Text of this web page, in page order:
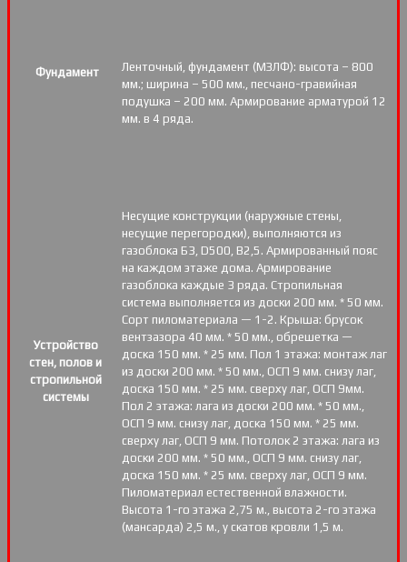
Фундамент
Ленточный, фундамент (МЗЛФ): высота – 800
мм.; ширина – 500 мм., песчано-гравийная
подушка – 200 мм. Армирование арматурой 12
мм. в 4 ряда.
Устройство
стен, полов и
стропильной
системы
Несущие конструкции (наружные стены,
несущие перегородки), выполняются из
газоблока Б3, D500, В2,5. Армированный пояс
на каждом этаже дома. Армирование
газоблока каждые 3 ряда. Стропильная
система выполняется из доски 200 мм. * 50 мм.
Сорт пиломатериала — 1-2. Крыша: брусок
вентзазора 40 мм. * 50 мм., обрешетка —
доска 150 мм. * 25 мм. Пол 1 этажа: монтаж лаг
из доски 200 мм. * 50 мм., ОСП 9 мм. снизу лаг,
доска 150 мм. * 25 мм. сверху лаг, ОСП 9мм.
Пол 2 этажа: лага из доски 200 мм. * 50 мм.,
ОСП 9 мм. снизу лаг, доска 150 мм. * 25 мм.
сверху лаг, ОСП 9 мм. Потолок 2 этажа: лага из
доски 200 мм. * 50 мм., ОСП 9 мм. снизу лаг,
доска 150 мм. * 25 мм. сверху лаг, ОСП 9 мм.
Пиломатериал естественной влажности.
Высота 1-го этажа 2,75 м., высота 2-го этажа
(мансарда) 2,5 м., у скатов кровли 1,5 м.